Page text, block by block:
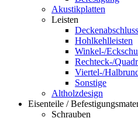
Akustikplatten
Leisten
Hohlkehlleisten
Winkel-/
Rechteck-/
Viertel-/
Sonstige
Altholzdesign
Eisenteile /
Schrauben